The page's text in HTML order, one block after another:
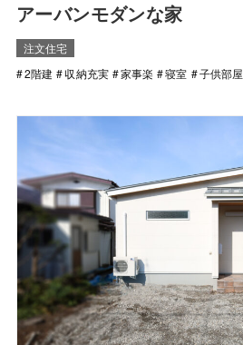
アーバンモダンな家
注文住宅
2階建
収納充実 家事楽 寝室 子供部屋